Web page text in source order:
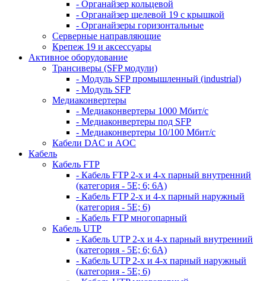
- Органайзер кольцевой
- Органайзер щелевой 19 с крышкой
- Органайзеры горизонтальные
Серверные направляющие
Крепеж 19 и аксессуары
Активное оборудование
Трансиверы (SFP модули)
- Модуль SFP промышленный (industrial)
- Модуль SFP
Медиаконвертеры
- Медиаконвертеры 1000 Мбит/с
- Медиаконвертеры под SFP
- Медиаконвертеры 10/100 Мбит/с
Кабели DAC и AOC
Кабель
Кабель FTP
- Кабель FTP 2-х и 4-х парный внутренний
(категория - 5Е; 6; 6А)
- Кабель FTP 2-х и 4-х парный наружный
(категория - 5Е; 6)
- Кабель FTP многопарный
Кабель UTP
- Кабель UTP 2-х и 4-х парный внутренний
(категория - 5Е; 6; 6А)
- Кабель UTP 2-х и 4-х парный наружный
(категория - 5Е; 6)